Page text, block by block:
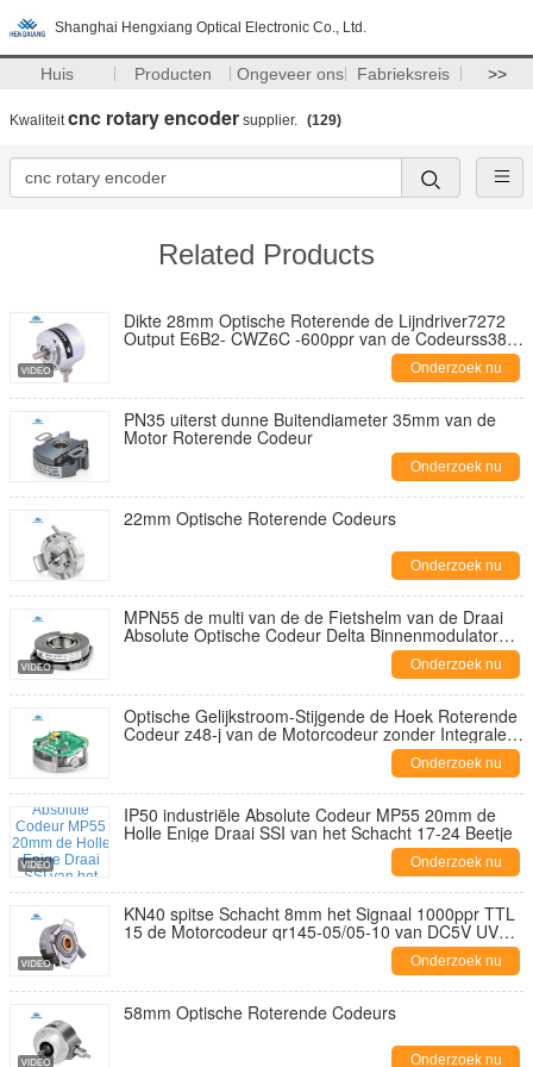
Shanghai Hengxiang Optical Electronic Co., Ltd.
Huis Producten Ongeveer ons Fabrieksreis >>
Kwaliteitcnc rotary encoder supplier. (129)
Related Products
Dikte 28mm Optische Roterende de Lijndriver7272
Output E6B2- CWZ6C -600ppr van de Codeurss38
Onderzoek nu
PN35 uiterst dunne Buitendiameter 35mm van de
Motor Roterende Codeur
Onderzoek nu
22mm Optische Roterende Codeurs
Onderzoek nu
MPN55 de multi van de de Fietshelm van de Draai
Absolute Optische Codeur Delta Binnenmodulator
Onderzoek nu
Optische Gelijkstroom-Stijgende de Hoek Roterende
Codeur z48-j van de Motorcodeur zonder Integrale
Dragende de Lijnbestuurder Output van 1024ppr
Onderzoek nu
IP50 industriële Absolute Codeur MP55 20mm de
Holle Enige Draai SSI van het Schacht 17-24 Beetje
Onderzoek nu
KN40 spitse Schacht 8mm het Signaal 1000ppr TTL
15 de Motorcodeur qr145-05/05-10 van DC5V UVW
Onderzoek nu
58mm Optische Roterende Codeurs
Onderzoek nu